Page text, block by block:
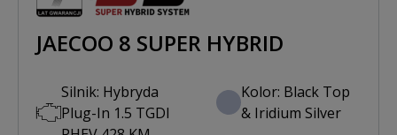
JAECOO 8 SUPER HYBRID
Silnik: Hybryda
Plug-In 1.5 TGDI
Kolor: Black Top
& Iridium Silver